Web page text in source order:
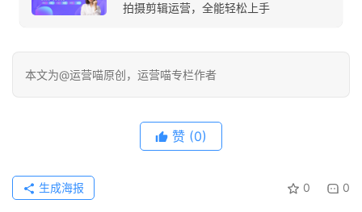
拍摄剪辑运营，全能轻松上手
本文为@运营喵原创，运营喵专栏作者
赞 (0)
0 0
生成海报